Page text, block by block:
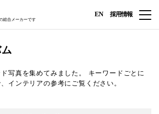
総合メーカーです
EN 採用情報
写真を集めてみました。
キーワードごとに
インテリアの参考にご覧ください。